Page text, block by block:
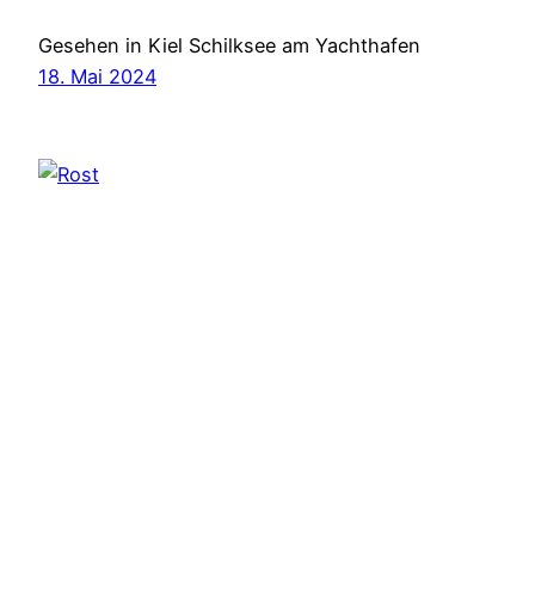
Gesehen in Kiel Schilksee am Yachthafen
18. Mai 2024